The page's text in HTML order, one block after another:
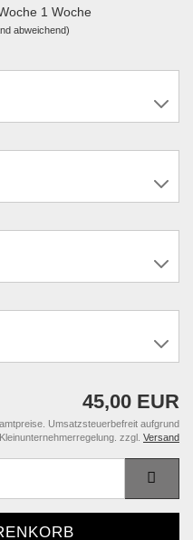
1 Woche
abweichend)
45,00 EUR
Umsatzsteuerbefreit aufgrund
Kleinunternehmerregelung. zzgl. Versand